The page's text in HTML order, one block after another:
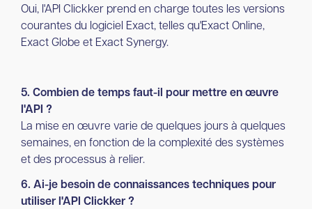
Oui, l'API Clickker prend en charge toutes les versions
courantes du logiciel Exact, telles qu'Exact Online,
Exact Globe et Exact Synergy.
5. Combien de temps faut-il pour mettre en œuvre
l'API ?
La mise en œuvre varie de quelques jours à quelques
semaines, en fonction de la complexité des systèmes
et des processus à relier.
6. Ai-je besoin de connaissances techniques pour
utiliser l'API Clickker ?